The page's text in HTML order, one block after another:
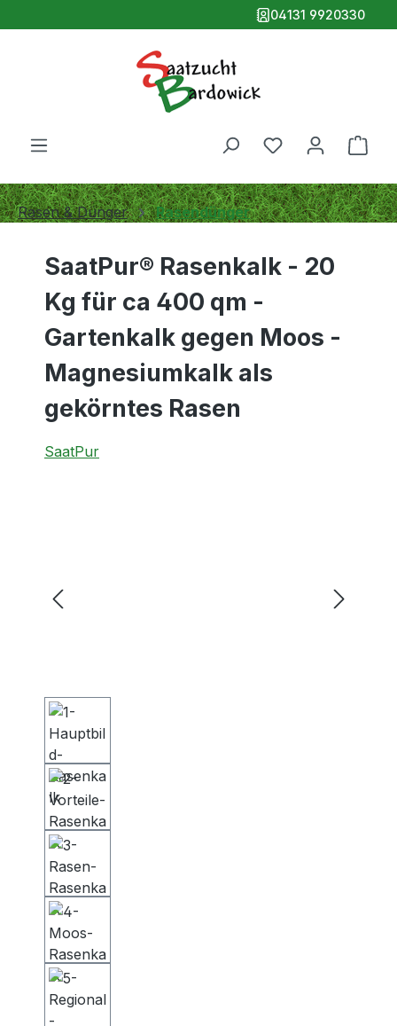
04131 9920330
Rasen & Dünger Rasendünger
SaatPur® Rasenkalk - 20
Kg für ca 400 qm -
Gartenkalk gegen Moos -
Magnesiumkalk als
gekörntes Rasen
SaatPur